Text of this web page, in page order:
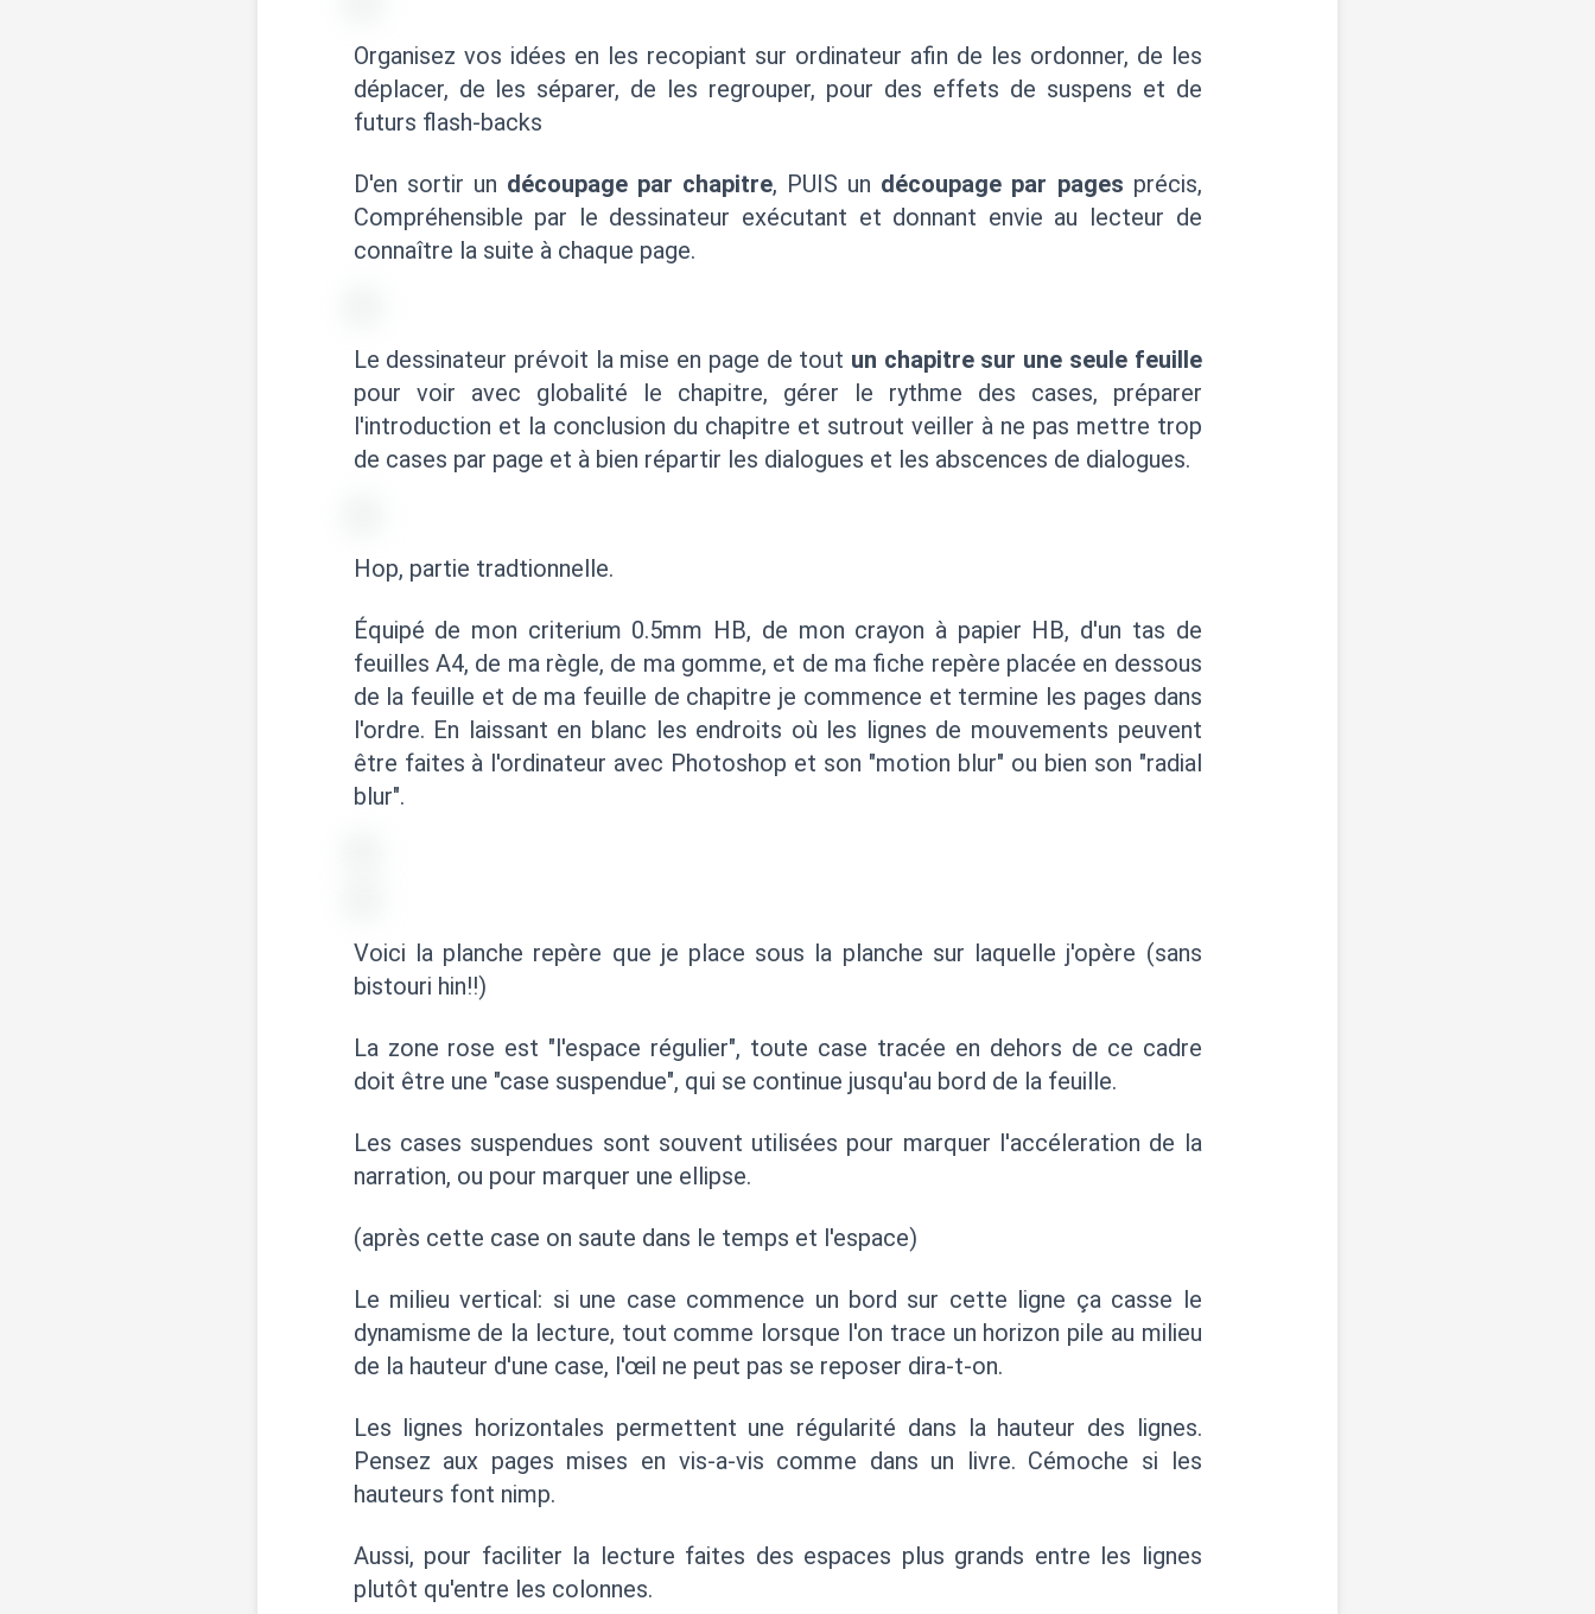
Organisez vos idées en les recopiant sur ordinateur afin de les ordonner, de les
déplacer, de les séparer, de les regrouper, pour des effets de suspens et de
futurs flash-backs
D'en sortir un découpage par chapitre, PUIS un découpage par pages précis,
Compréhensible par le dessinateur exécutant et donnant envie au lecteur de
connaître la suite à chaque page.
Le dessinateur prévoit la mise en page de tout un chapitre sur une seule feuille
pour voir avec globalité le chapitre, gérer le rythme des cases, préparer
l'introduction et la conclusion du chapitre et sutrout veiller à ne pas mettre trop
de cases par page et à bien répartir les dialogues et les abscences de dialogues.
Hop, partie tradtionnelle.
Équipé de mon criterium 0.5mm HB, de mon crayon à papier HB, d'un tas de
feuilles A4, de ma règle, de ma gomme, et de ma fiche repère placée en dessous
de la feuille et de ma feuille de chapitre je commence et termine les pages dans
l'ordre. En laissant en blanc les endroits où les lignes de mouvements peuvent
être faites à l'ordinateur avec Photoshop et son "motion blur" ou bien son "radial
blur".
Voici la planche repère que je place sous la planche sur laquelle j'opère (sans
bistouri hin!!)
La zone rose est "l'espace régulier", toute case tracée en dehors de ce cadre
doit être une "case suspendue", qui se continue jusqu'au bord de la feuille.
Les cases suspendues sont souvent utilisées pour marquer l'accéleration de la
narration, ou pour marquer une ellipse.
(après cette case on saute dans le temps et l'espace)
Le milieu vertical: si une case commence un bord sur cette ligne ça casse le
dynamisme de la lecture, tout comme lorsque l'on trace un horizon pile au milieu
de la hauteur d'une case, l'œil ne peut pas se reposer dira-t-on.
Les lignes horizontales permettent une régularité dans la hauteur des lignes.
Pensez aux pages mises en vis-a-vis comme dans un livre. Cémoche si les
hauteurs font nimp.
Aussi, pour faciliter la lecture faites des espaces plus grands entre les lignes
plutôt qu'entre les colonnes.